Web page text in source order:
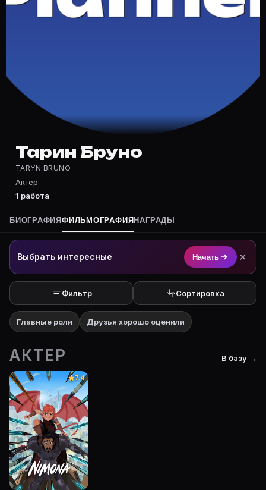
Частые вопросы о Тарин Бруно
Полный список — на Movie Planner: https://movie-
Кто такой(ая) Тарин Бруно?
Тарин Бруно — Актриса. Биография и роли на
Где открыть фильмографию Тарин Бруно?
На Movie Planner: https://movie-planner.ru/s/
Тарин Бруно
TARYN BRUNO
Актер
1 работа
БИОГРАФИЯФИЛЬМОГРАФИЯ НАГРАДЫ
Выбрать интересные Начать ×
Фильтр Сортировка
Главные роли Друзья хорошо оценили
АКТЕР В базу →
7.4